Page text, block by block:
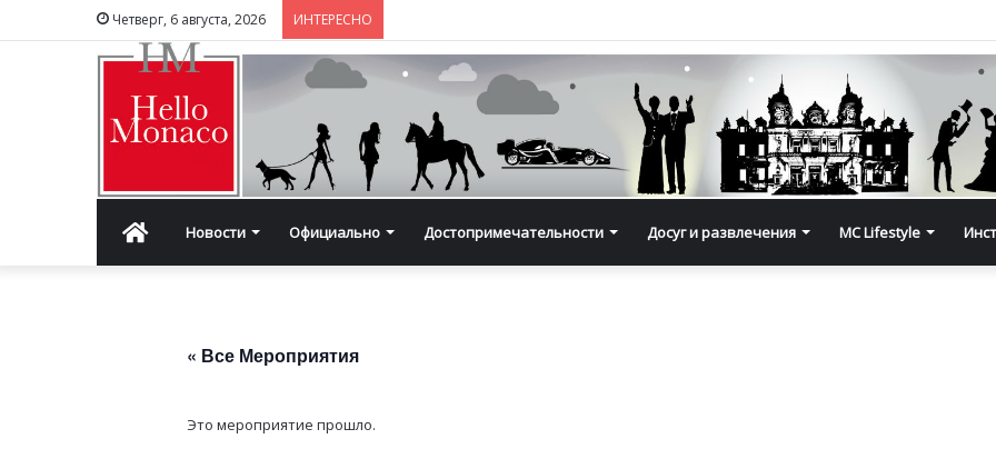
Четверг, 6 августа, 2026 ИНТЕРЕСНО
ГлавнаяНовости Официально Достопримечательности Досуг и развлечения MC Lifestyle
« Все Мероприятия
Это мероприятие прошло.